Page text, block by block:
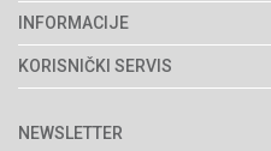
Agromarket doo
Adresa: Kraljevačkog
34000 Kragujevac, Srbija
webshop@agromarket.rs
INFORMACIJE
O nama
Prodavnice
Brendovi
KORISNIČKI SERVIS
Politika privatnosti
NEWSLETTER